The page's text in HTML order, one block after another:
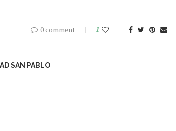
0 comment 1
SAN PABLO